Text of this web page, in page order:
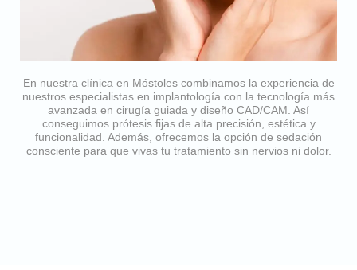
En nuestra clínica en Móstoles combinamos la experiencia de
nuestros especialistas en implantología con la tecnología más
avanzada en cirugía guiada y diseño CAD/CAM. Así
conseguimos prótesis fijas de alta precisión, estética y
funcionalidad. Además, ofrecemos la opción de sedación
consciente para que vivas tu tratamiento sin nervios ni dolor.